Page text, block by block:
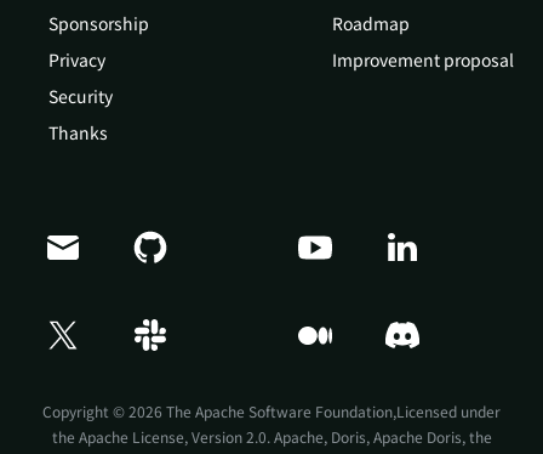
Sponsorship
Privacy
Security
Thanks
Roadmap
Improvement proposal
Copyright © 2026 The Apache Software Foundation,Licensed under
the Apache License, Version 2.0. Apache, Doris, Apache Doris, the
Doris Summit 26